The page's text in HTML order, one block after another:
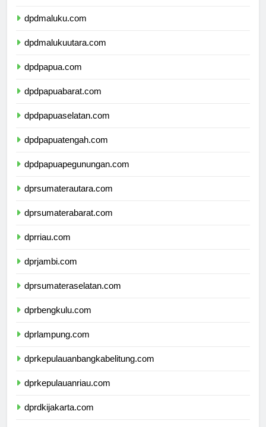
dpdmaluku.com
dpdmalukuutara.com
dpdpapua.com
dpdpapuabarat.com
dpdpapuaselatan.com
dpdpapuatengah.com
dpdpapuapegunungan.com
dprsumaterautara.com
dprsumaterabarat.com
dprriau.com
dprjambi.com
dprsumateraselatan.com
dprbengkulu.com
dprlampung.com
dprkepulauanbangkabelitung.com
dprkepulauanriau.com
dprdkijakarta.com